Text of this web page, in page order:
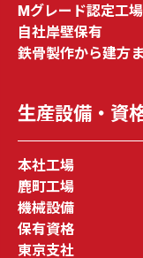
Mグレード認定⼯場
⾃社岸壁保有
鉄⾻製作から建⽅
⽣産設備・資
本社⼯場
⿅町⼯場
機械設備
保有資格
東京⽀社